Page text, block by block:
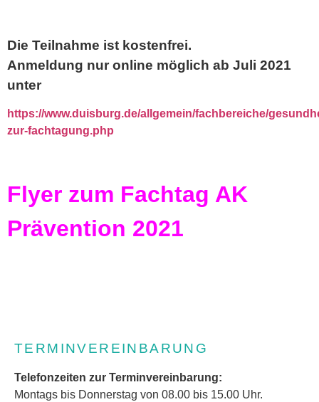
Die Teilnahme ist kostenfrei.
Anmeldung nur online möglich ab Juli 2021
unter
https://www.duisburg.de/allgemein/fachbereiche/
zur-fachtagung.php
Flyer zum Fachtag AK
Prävention 2021
TERMINVEREINBARUNG
Telefonzeiten zur Terminvereinbarung:
Montags bis Donnerstag von 08.00 bis 15.00 Uhr.